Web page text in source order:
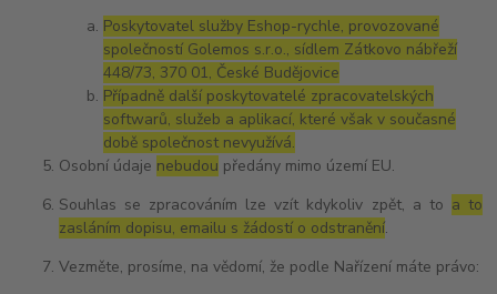
Poskytovatel služby Eshop-rychle, provozované
společností Golemos s.r.o., sídlem Zátkovo nábřeží
448/73, 370 01, České Budějovice
Případně další poskytovatelé zpracovatelských
softwarů, služeb a aplikací, které však v současné
době společnost nevyužívá.
Osobní údaje nebudou předány mimo území EU.
Souhlas se zpracováním lze vzít kdykoliv zpět, a to a to
zasláním dopisu, emailu s žádostí o odstranění.
Vezměte, prosíme, na vědomí, že podle Nařízení máte právo: